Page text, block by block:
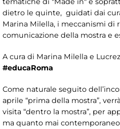
dietro le quinte, guidati dai
Marina Milella, i meccanismi di
comunicazione della mostra e
A cura di Marina Milella e
#educaRoma
Come naturale seguito
aprile “prima della mostra”,
visita “dentro la mostra”, per
ma quanto mai